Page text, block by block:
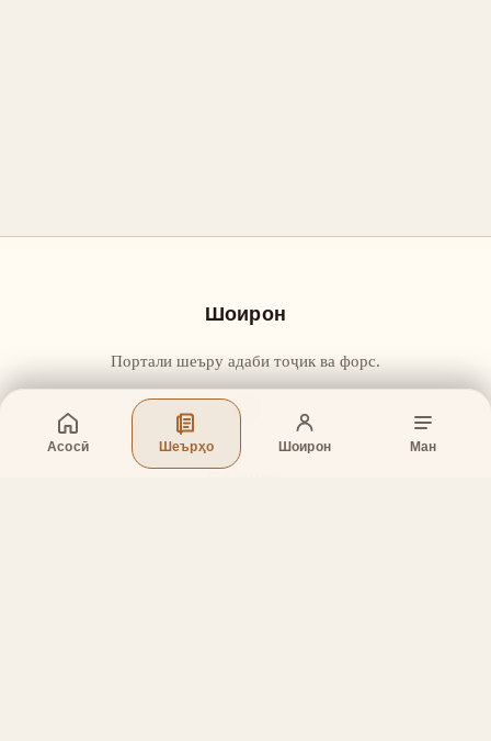
Асосӣ Шеърҳо Шоирон Ман
Шоирон
Портали шеъру адаби тоҷик ва форс.